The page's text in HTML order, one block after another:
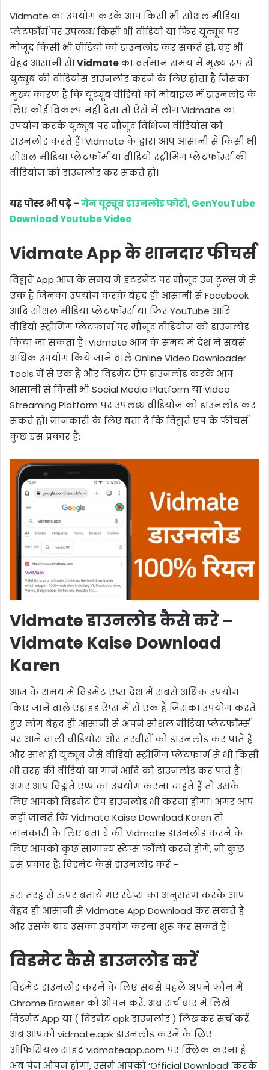
Vidmate का उपयोग करके आप किसी भी सोशल मीडिया
प्लेटफॉर्म पर उपलब्ध किसी भी वीडियो या फिर यूट्यूब पर
मौजूद किसी भी वीडियो को डाउनलोड कर सकते हो, वह भी
बेहद आसानी से।Vidmateका वर्तमान समय में मुख्य रूप से
यूट्यूब की वीडियोस डाउनलोड करने के लिए होता है जिसका
मुख्य कारण है कि यूट्यूब वीडियो को मोबाइल में डाउनलोड के
लिए कोई विकल्प नही देता तो ऐसे में लोग Vidmate का
उपयोग करके यूट्यूब पर मौजूद विभिन्न वीडियोस को
डाउनलोड करते हैं। Vidmate के द्वारा आप आसानी से किसी भी
सोशल मीडिया प्लेटफॉर्म या वीडियो स्ट्रीमिंग प्लेटफॉर्म्स की
वीडियोज को डाउनलोड कर सकते हो।
यह पोस्ट भी पढ़े –गेन यूट्यूब डाउनलोड फोटो, GenYouTube
Download Youtube Video
Vidmate App के शानदार फीचर्स
विद्मते App आज के समय में इंटरनेट पर मौजूद उन टूल्स में से
एक है जिनका उपयोग करके बेहद ही आसानी से Facebook
आदि सोशल मीडिया प्लेटफॉर्म्स या फिर YouTube आदि
वीडियो स्ट्रीमिंग प्लेटफार्म पर मौजूद वीडियोज को डाउनलोड
किया जा सकता है। Vidmate आज के समय मे देश मे सबसे
अधिक उपयोग किये जाने वाले Online Video Downloader
Tools में से एक है और विडमेट ऐप डाउनलोड करके आप
आसानी से किसी भी Social Media Platform या Video
Streaming Platform पर उपलब्ध वीडियोज को डाउनलोड कर
सकते हो। जानकारी के लिए बता दे कि विद्मते एप के फीचर्स
कुछ इस प्रकार है:
Vidmate डाउनलोड कैसे करे –
Vidmate Kaise Download
Karen
आज के समय में विडमेट एप्स देश में सबसे अधिक उपयोग
किए जाने वाले एंड्राइड ऐप्स में से एक है जिसका उपयोग करते
हुए लोग बेहद ही आसानी से अपने सोशल मीडिया प्लेटफॉर्म्स
पर आने वाली वीडियोस और तस्वीरों को डाउनलोड कर पाते हैं
और साथ ही यूट्यूब जैसे वीडियो स्ट्रीमिंग प्लेटफार्म से भी किसी
भी तरह की वीडियो या गाने आदि को डाउनलोड कर पाते है।
अगर आप विद्मते एप्प का उपयोग करना चाहते हैं तो उसके
लिए आपको विडमेट ऐप डाउनलोड भी करना होगा। अगर आप
नहीं जानते कि Vidmate Kaise Download Karen तो
जानकारी के लिए बता दे की Vidmate डाउनलोड करने के
लिए आपको कुछ सामान्य स्टेप्स फॉलो करने होंगे, जो कुछ
इस प्रकार है: विडमेट कैसे डाउनलोड करें –
इस तरह से ऊपर बताये गए स्टेप्स का अनुसरण करके आप
बेहद ही आसानी से Vidmate App Download कर सकते है
और उसके बाद उसका उपयोग करना शुरू कर सकते है।
विडमेट कैसे डाउनलोड करें
विडमेट डाउनलोड करने के लिए सबसे पहले अपने फोन में
Chrome Browser को ओपन करें. अब सर्च बार में लिखे
विडमेट App या ( विडमेट apk डाउनलोड ) लिखकर सर्च करें.
अब आपको vidmate.apk डाउनलोड करने के लिए
ऑफिसियल साइट vidmateapp.com पर क्लिक करना हैं.
अब पेज ओपन होगा, उसमे आपको ‘Official Download’ करके